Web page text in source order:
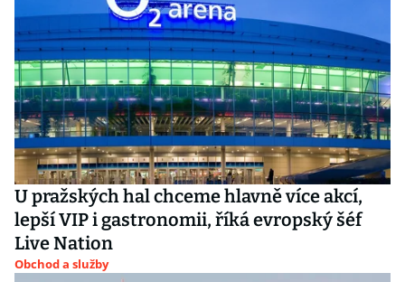
U pražských hal chceme hlavně více akcí,
lepší VIP i gastronomii, říká evropský šéf
Live Nation
Obchod a služby